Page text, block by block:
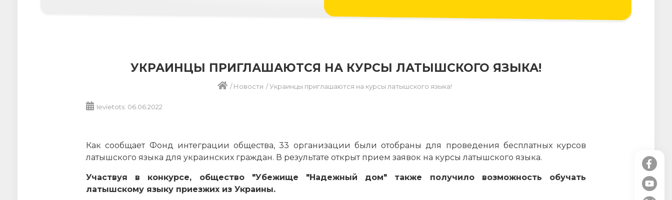
УКРАИНЦЫ ПРИГЛАШАЮТСЯ НА КУРСЫ ЛАТЫШСКОГО ЯЗЫКА!
/Новости /Украинцы приглашаются на курсы латышского языка!
Ievietots: 06.06.2022
Как сообщает Фонд интеграции общества, 33 организации были отобраны для проведения бесплатных курсов
латышского языка для украинских граждан. В результате открыт прием заявок на курсы латышского языка.
Участвуя в конкурсе, общество "Убежище "Надежный дом" также получило возможность обучать
латышскому языку приезжих из Украины.